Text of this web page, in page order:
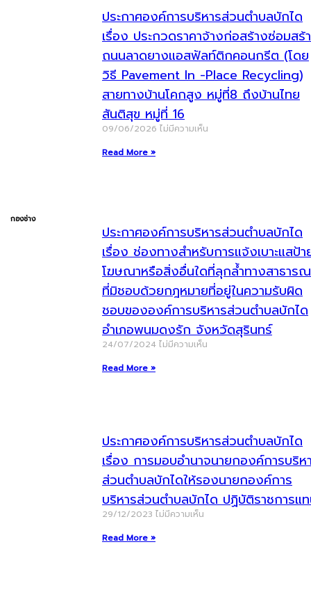
ประกาศองค์การบริหารส่วนตำบลบักได
เรื่อง ประกวดราคาจ้างก่อสร้างซ่อมสร้
ถนนลาดยางแอสฟัลท์ติกคอนกรีต (โดย
วิธี Pavement In -Place Recycling)
สายทางบ้านโคกสูง หมู่ที่8 ถึงบ้านไทย
สันติสุข หมู่ที่ 16
09/06/2026 ไม่มีความเห็น
Read More »
กองช่าง
ประกาศองค์การบริหารส่วนตำบลบักได
เรื่อง ช่องทางสำหรับการแจ้งเบาะแสป้า
โฆษณาหรือสิ่งอื่นใดที่ลุกล้ำทางสาธาร
ที่มิชอบด้วยกฎหมายที่อยู่ในความรับผิด
ชอบขององค์การบริหารส่วนตำบลบักได
อำเภอพนมดงรัก จังหวัดสุรินทร์
24/07/2024 ไม่มีความเห็น
Read More »
ประกาศองค์การบริหารส่วนตำบลบักได
เรื่อง การมอบอำนาจนายกองค์การบริห
ส่วนตำบลบักไดให้รองนายกองค์การ
บริหารส่วนตำบลบักได ปฏิบัติราชการแ
29/12/2023 ไม่มีความเห็น
Read More »